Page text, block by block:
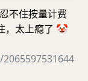
不住按量计费
，太上瘾了 🤡